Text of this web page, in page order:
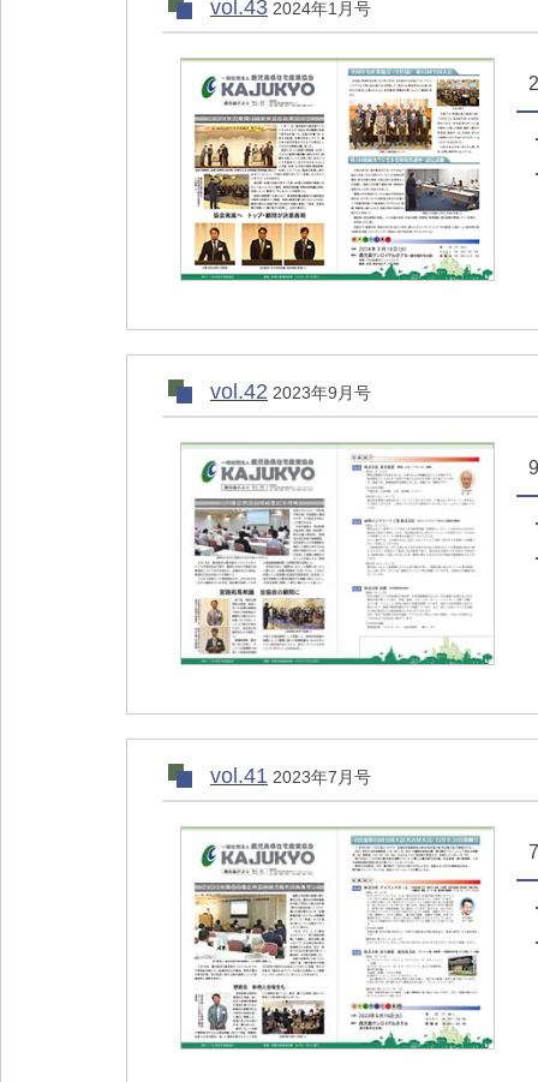
vol.43 2024年1月号
vol.42 2023年9月号
vol.41 2023年7月号